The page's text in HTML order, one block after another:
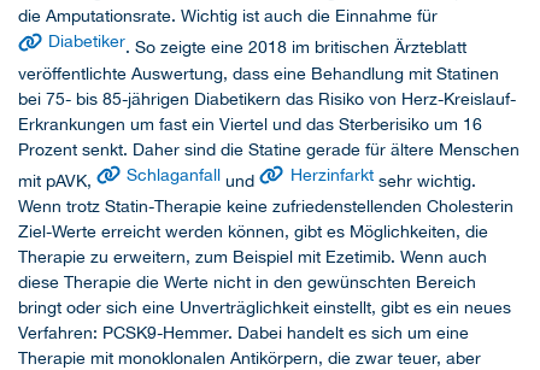
die Amputationsrate. Wichtig ist auch die Einnahme für
Diabetiker. So zeigte eine 2018 im britischen Ärzteblatt
veröffentlichte Auswertung, dass eine Behandlung mit Statinen
bei 75- bis 85-jährigen Diabetikern das Risiko von Herz-Kreislauf-
Erkrankungen um fast ein Viertel und das Sterberisiko um 16
Prozent senkt. Daher sind die Statine gerade für ältere Menschen
mit pAVK,
Schlaganfall und Herzinfarktsehr wichtig.
Wenn trotz Statin-Therapie keine zufriedenstellenden Cholesterin
Ziel-Werte erreicht werden können, gibt es Möglichkeiten, die
Therapie zu erweitern, zum Beispiel mit Ezetimib. Wenn auch
diese Therapie die Werte nicht in den gewünschten Bereich
bringt oder sich eine Unverträglichkeit einstellt, gibt es ein neues
Verfahren: PCSK9-Hemmer. Dabei handelt es sich um eine
Therapie mit monoklonalen Antikörpern, die zwar teuer, aber